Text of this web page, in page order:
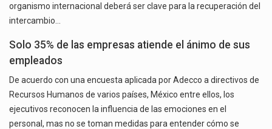
organismo internacional deberá ser clave para la recuperación del
intercambio…
Solo 35% de las empresas atiende el ánimo de sus
empleados
De acuerdo con una encuesta aplicada por Adecco a directivos de
Recursos Humanos de varios países, México entre ellos, los
ejecutivos reconocen la influencia de las emociones en el
personal, mas no se toman medidas para entender cómo se